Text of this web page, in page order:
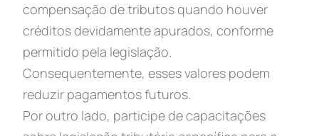
compensação de tributos quando houver
créditos devidamente apurados, conforme
permitido pela legislação.
Consequentemente, esses valores podem
reduzir pagamentos futuros.
Por outro lado, participe de capacitações